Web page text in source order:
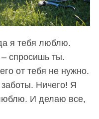
я тебя люблю.
– спросишь ты.
от тебя не нужно.
Ничего! Я
И делаю все,